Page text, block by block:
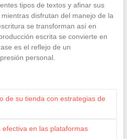
tipos de textos y afinar sus
disfrutan del manejo de la
se transforman así en
escrita se convierte en
es el reflejo de un
personal.
de su tienda con estrategias de
en las plataformas